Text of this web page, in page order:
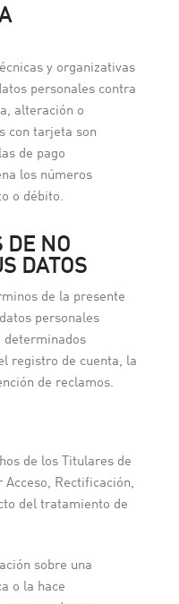
y organizativas
personales contra
alteración o
con tarjeta son
de pago
los números
o débito.
DE NO
DATOS
de la presente
personales
determinados
registro de cuenta, la
de reclamos.
de los Titulares de
Rectificación,
del tratamiento de
sobre una
o la hace